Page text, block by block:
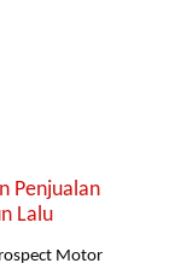
Penjualan
Lalu
Motor